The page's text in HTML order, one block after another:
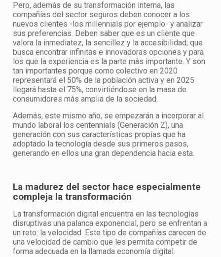
Pero, además de su transformación interna, las
compañías del sector seguros deben conocer a los
nuevos clientes -los millennials por ejemplo- y analizar
sus preferencias. Deben saber que es un cliente que
valora la inmediatez, la sencillez y la accesibilidad; que
busca encontrar infinitas e innovadoras opciones y para
los que la experiencia es la parte más importante. Y son
tan importantes porque como colectivo en 2020
representará el 50% de la población activa y en 2025
llegará hasta el 75%, convirtiéndose en la masa de
consumidores más amplia de la sociedad.
Además, este mismo año, se empezarán a incorporar al
mundo laboral los centennials (Generación Z), una
generación con sus características propias que ha
adoptado la tecnología desde sus primeros pasos,
generando en ellos una gran dependencia hacia esta.
La madurez del sector hace especialmente
compleja la transformación
La transformación digital encuentra en las tecnologías
disruptivas una palanca exponencial, pero se enfrentan a
un reto: la velocidad. Este tipo de compañías carecen de
una velocidad de cambio que les permita competir de
forma adecuada en la llamada economía digital.